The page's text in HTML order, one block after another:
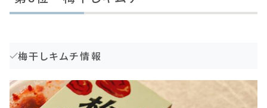
梅干しキムチ情報